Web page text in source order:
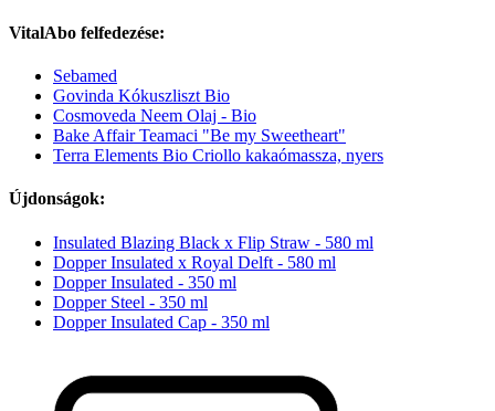
VitalAbo felfedezése:
Sebamed
Govinda Kókuszliszt Bio
Cosmoveda Neem Olaj - Bio
Bake Affair Teamaci "Be my Sweetheart"
Terra Elements Bio Criollo kakaómassza, nyers
Újdonságok:
Insulated Blazing Black x Flip Straw - 580 ml
Dopper Insulated x Royal Delft - 580 ml
Dopper Insulated - 350 ml
Dopper Steel - 350 ml
Dopper Insulated Cap - 350 ml